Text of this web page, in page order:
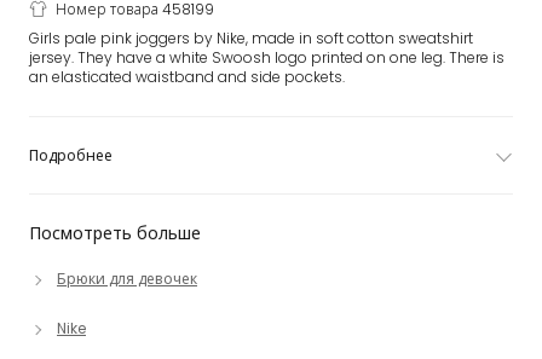
Посмотреть больше
Брюки для девочек
Nike
Номер товара 458199
Girls pale pink joggers by Nike, made in soft cotton sweatshirt
jersey. They have a white Swoosh logo printed on one leg. There is
an elasticated waistband and side pockets.
Подробнее